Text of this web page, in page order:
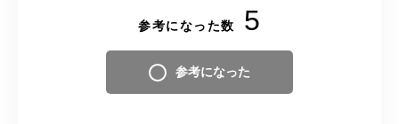
参考になった数 5
参考になった